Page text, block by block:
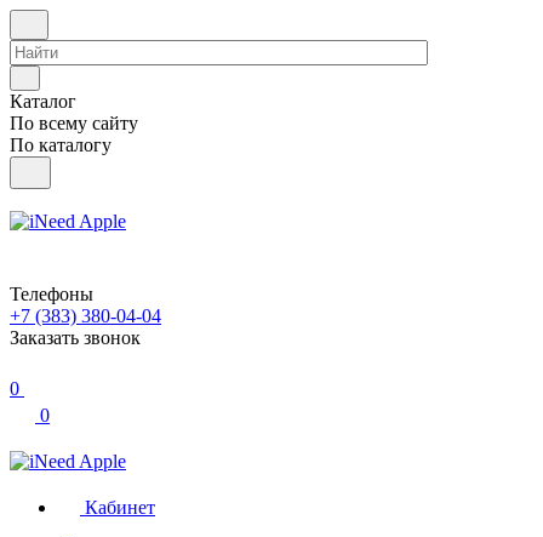
Каталог
По всему сайту
По каталогу
Телефоны
+7 (383) 380-04-04
Заказать звонок
0
0
Кабинет